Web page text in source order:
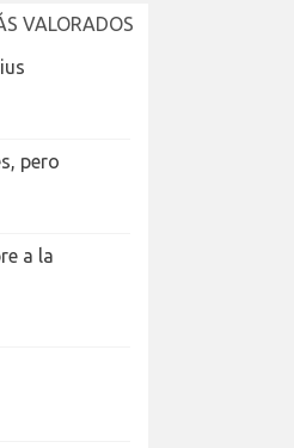
VALORADOS
pero
a la